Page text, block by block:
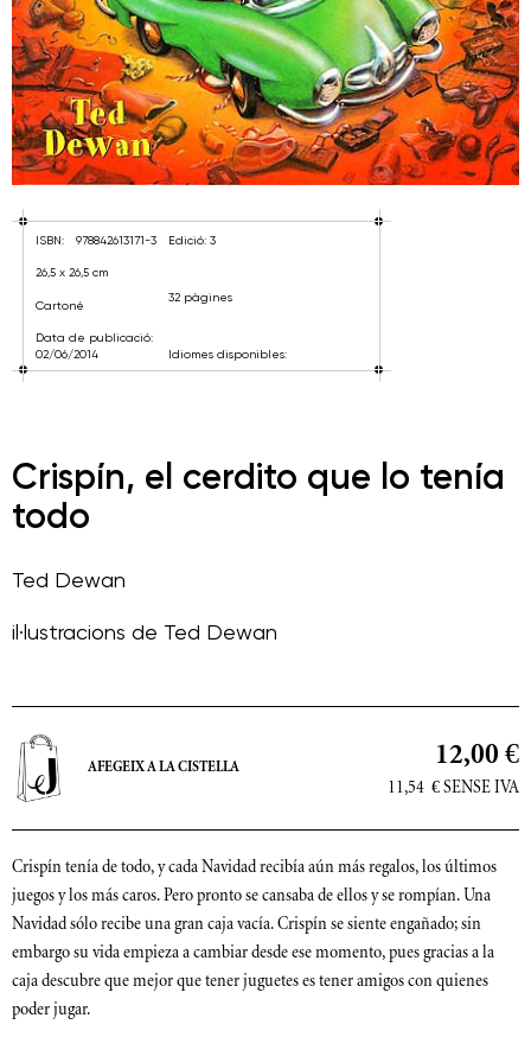
ISBN: 978842613171-3
26,5 x 26,5 cm
Cartoné
Data de publicació:
02/06/2014
Edició: 3
32 pàgines
Idiomes disponibles:
Crispín, el cerdito que lo tenía
todo
Ted Dewan
il·lustracions de Ted Dewan
12,00 €
11,54 € SENSE IVA
AFEGEIX A LA CISTELLA
Crispín tenía de todo, y cada Navidad recibía aún más regalos, los últimos
juegos y los más caros. Pero pronto se cansaba de ellos y se rompían. Una
Navidad sólo recibe una gran caja vacía. Crispín se siente engañado; sin
embargo su vida empieza a cambiar desde ese momento, pues gracias a la
caja descubre que mejor que tener juguetes es tener amigos con quienes
poder jugar.